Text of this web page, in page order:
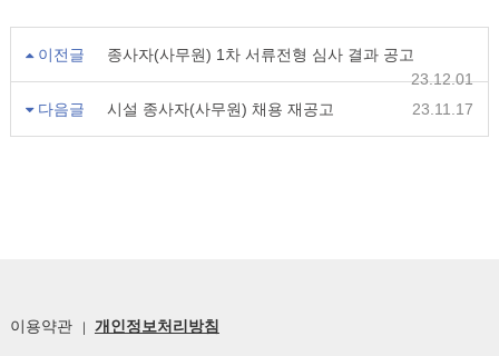
이전글
종사자(사무원) 1차 서류전형 심사 결과 공고
23.12.01
다음글
시설 종사자(사무원) 채용 재공고 23.11.17
이용약관 개인정보처리방침